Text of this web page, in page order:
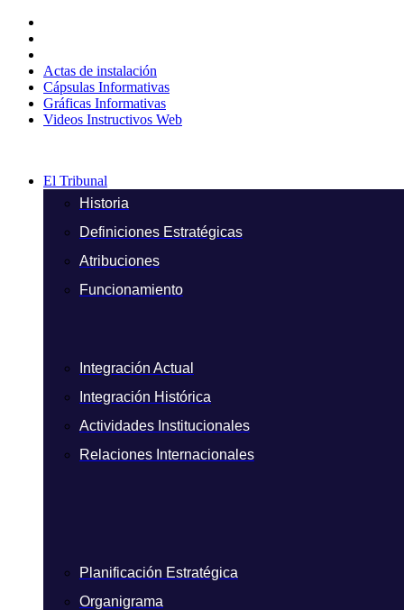
contenido
Actas de instalación
Cápsulas Informativas
Gráficas Informativas
Videos Instructivos Web
El Tribunal
Historia
Definiciones Estratégicas
Atribuciones
Funcionamiento
Integración Actual
Integración Histórica
Actividades Institucionales
Relaciones Internacionales
Planificación Estratégica
Organigrama